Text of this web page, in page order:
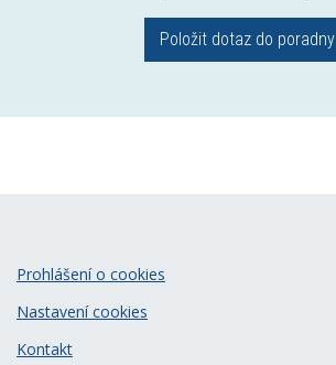
Položit dotaz do poradny
Prohlášení o cookies
Nastavení cookies
Kontakt